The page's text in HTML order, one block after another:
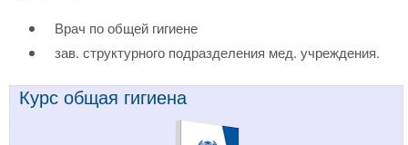
Врач по общей гигиене
зав. структурного подразделения мед. учреждения.
Курс общая гигиена